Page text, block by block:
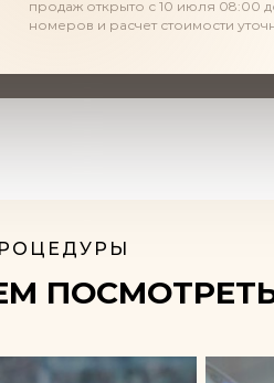
продаж открыто с 10 июля 08:00
номеров и расчет стоимости
программу